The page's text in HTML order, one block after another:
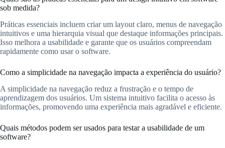
sob medida?
Práticas essenciais incluem criar um layout claro, menus de navegação
intuitivos e uma hierarquia visual que destaque informações principais.
Isso melhora a usabilidade e garante que os usuários compreendam
rapidamente como usar o software.
Como a simplicidade na navegação impacta a experiência do usuário?
A simplicidade na navegação reduz a frustração e o tempo de
aprendizagem dos usuários. Um sistema intuitivo facilita o acesso às
informações, promovendo uma experiência mais agradável e eficiente.
Quais métodos podem ser usados para testar a usabilidade de um
software?